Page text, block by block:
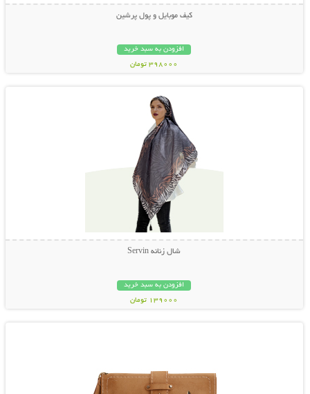
کیف موبایل و پول پرشین
افزودن به سبد خرید
398000 تومان
شال زنانه Servin
افزودن به سبد خرید
139000 تومان